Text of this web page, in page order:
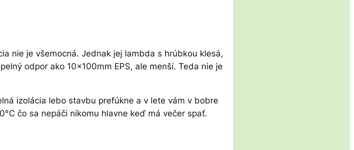
nie je všemocná. Jednak jej lambda s hrúbkou klesá,
odpor ako 10x100mm EPS, ale menší. Teda nie je
izolácia lebo stavbu prefúkne a v lete vám v bobre
čo sa nepáči nikomu hlavne keď má večer spať.